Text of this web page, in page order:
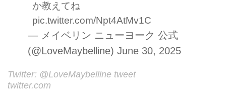
か教えてね
pic.twitter.com/Npt4AtMv1C
— メイベリン ニューヨーク 公式
(@LoveMaybelline) June 30, 2025
Twitter: @LoveMaybelline tweet
twitter.com